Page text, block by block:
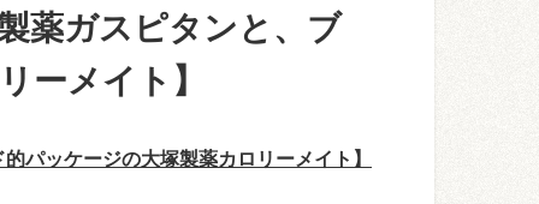
薬ガスピタンと、ブ
ーメイト】
パッケージの大塚製薬カロリーメイト】